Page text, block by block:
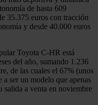
de hasta 609
35.375 euros con tracción
y desde 40.000 euros
Toyota C-HR está
del año, sumando 1.236
de las cuales el 67% (unos
ser un modelo que apenas
salida a venta en noviembre